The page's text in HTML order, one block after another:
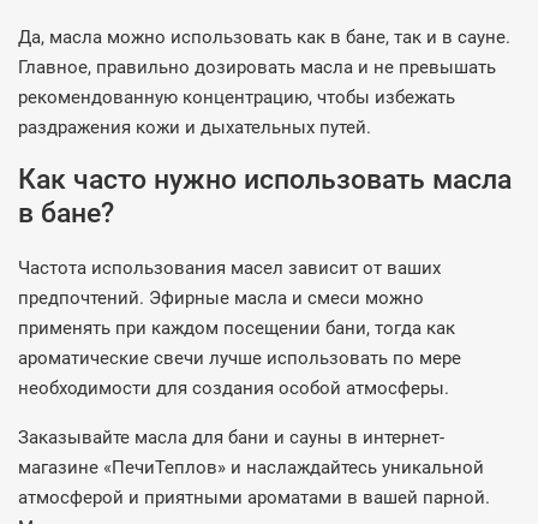
Да, масла можно использовать как в бане, так и в сауне.
Главное, правильно дозировать масла и не превышать
рекомендованную концентрацию, чтобы избежать
раздражения кожи и дыхательных путей.
Как часто нужно использовать масла
в бане?
Частота использования масел зависит от ваших
предпочтений. Эфирные масла и смеси можно
применять при каждом посещении бани, тогда как
ароматические свечи лучше использовать по мере
необходимости для создания особой атмосферы.
Заказывайте масла для бани и сауны в интернет-
магазине «ПечиТеплов» и наслаждайтесь уникальной
атмосферой и приятными ароматами в вашей парной.